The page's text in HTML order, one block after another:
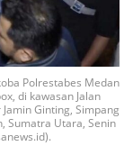
Polrestabes Medan
di kawasan Jalan
Ginting, Simpang
Sumatra Utara, Senin